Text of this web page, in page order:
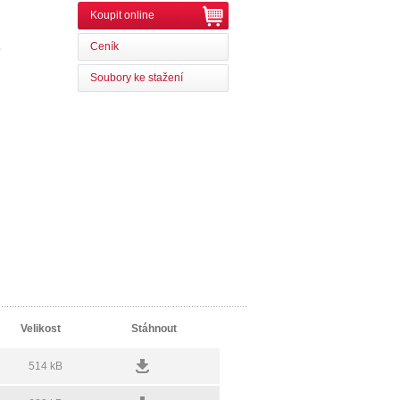
Koupit online
Ceník
Soubory ke stažení
Velikost Stáhnout
514 kB